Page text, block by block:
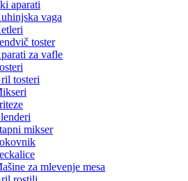
aparati
vaga
toster
za vafle
tosteri
mikser
za mlevenje mesa